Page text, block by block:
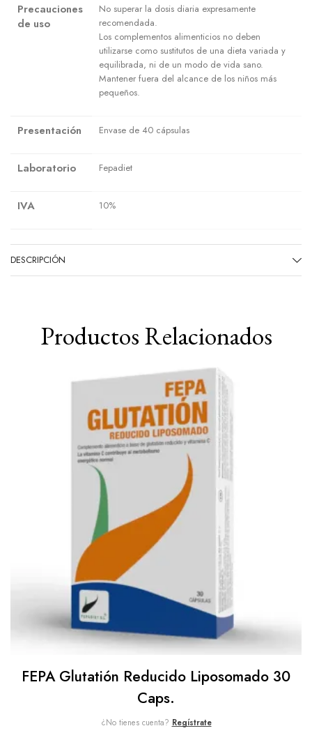
Precauciones
de uso
No superar la dosis diaria expresamente
recomendada.
Los complementos alimenticios no deben
utilizarse como sustitutos de una dieta variada y
equilibrada, ni de un modo de vida sano.
Mantener fuera del alcance de los niños más
pequeños.
Presentación Envase de 40 cápsulas
Laboratorio Fepadiet
IVA 10%
DESCRIPCIÓN
Productos Relacionados
FEPA Glutatión Reducido Liposomado 30
Caps.
¿No tienes cuenta? Regístrate